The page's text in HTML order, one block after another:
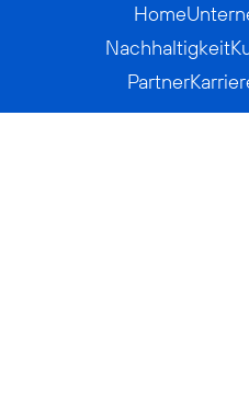
Home
Nachhaltigkeit
Partner